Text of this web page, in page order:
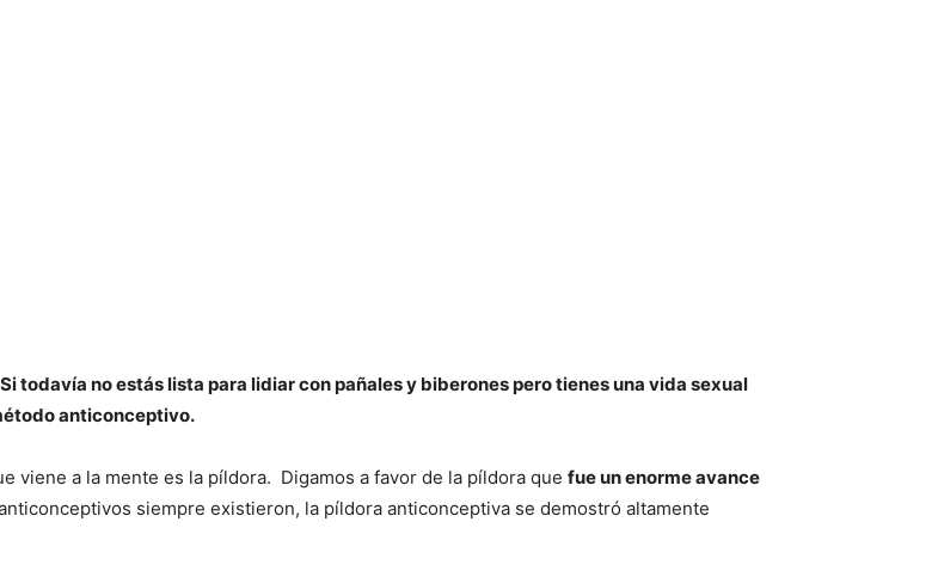
Si todavía no estás lista para lidiar con pañales y biberones pero tienes una vida sexual
anticonceptivo.
viene a la mente es la píldora. Digamos a favor de la píldora que fue un enorme avance
siempre existieron, la píldora anticonceptiva se demostró altamente